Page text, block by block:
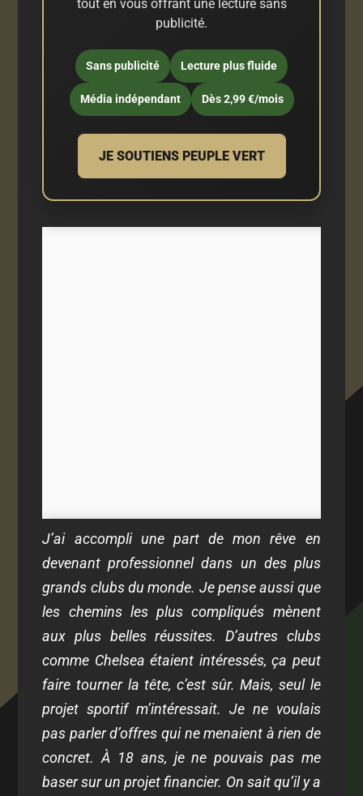
tout en vous offrant une lecture sans
publicité.
Sans publicité Lecture plus fluide
Média indépendant Dès 2,99 €/mois
JE SOUTIENS PEUPLE VERT
J’ai accompli une part de mon rêve en
devenant professionnel dans un des plus
grands clubs du monde. Je pense aussi que
les chemins les plus compliqués mènent
aux plus belles réussites. D’autres clubs
comme Chelsea étaient intéressés, ça peut
faire tourner la tête, c’est sûr. Mais, seul le
projet sportif m’intéressait. Je ne voulais
pas parler d’offres qui ne menaient à rien de
concret. À 18 ans, je ne pouvais pas me
baser sur un projet financier. On sait qu’il y a